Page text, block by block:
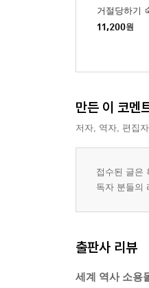
거절당하기
11,200원
만든 이 코멘
저자, 역자, 편집
접수된 글은
독자 분들의
출판사 리뷰
세계 역사 소용